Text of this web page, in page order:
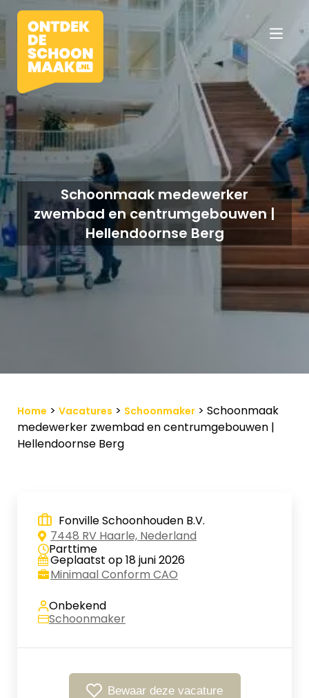
Schoonmaak medewerker
zwembad en centrumgebouwen |
Hellendoornse Berg
Home > Vacatures > Schoonmaker > Schoonmaak
medewerker zwembad en centrumgebouwen |
Hellendoornse Berg
Fonville Schoonhouden B.V.
7448 RV Haarle, Nederland
Parttime
Geplaatst op 18 juni 2026
Minimaal Conform CAO
Onbekend
Schoonmaker
Bewaar deze vacature
Vacatures
Beroepen
Werkomgevingen
Opleidingen
Werkgevers
Bewaarde vacatures